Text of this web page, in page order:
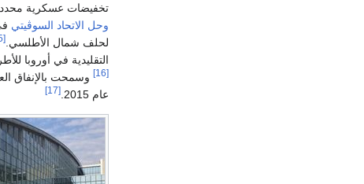
تخفيضات عسكرية محددة
وحل الاتحاد السوڤيتي
لحلف شمال الأطلسي. [15]
التقليدية في أوروبا للأطراف الموقعة بإزالة 52000 قطعة
[16]
عام 2015.
[17]